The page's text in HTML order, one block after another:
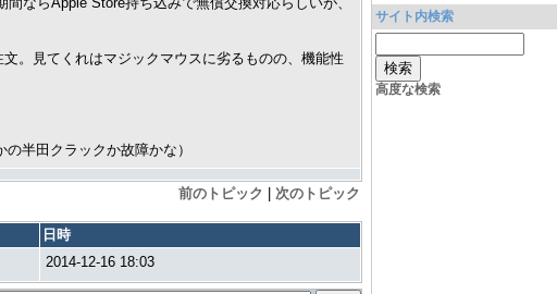
。見てくれはマジックマウスに劣るものの、機能性
半田クラックか故障かな）
前のトピック 次のトピック
日時
2014-12-16 18:03
サイト内検索
高度な検索